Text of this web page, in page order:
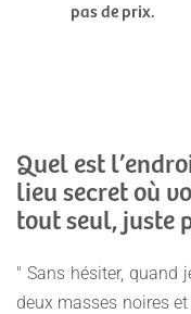
pas de prix.
Quel est
lieu secret où
tout seul, juste
" Sans hésiter, quand
deux masses noires